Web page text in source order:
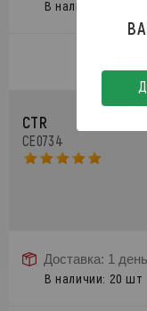
В наличии: 2 шт
CTR
CE0734
Доставка: 1 день
В наличии: 20 шт